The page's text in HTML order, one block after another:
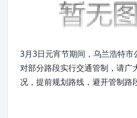
3月3日元宵节期间， 乌兰浩特市
对部分路段实行交通管制，请广
况，提前规划路线，避开管制路